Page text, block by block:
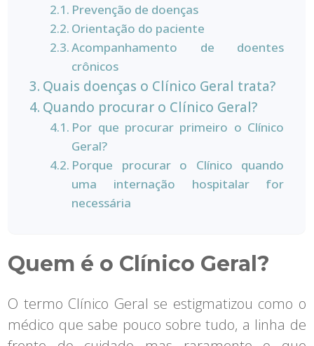
Prevenção de doenças
Orientação do paciente
Acompanhamento de doentes
crônicos
Quais doenças o Clínico Geral trata?
Quando procurar o Clínico Geral?
Por que procurar primeiro o Clínico
Geral?
Porque procurar o Clínico quando
uma internação hospitalar for
necessária
Quem é o Clínico Geral?
O termo Clínico Geral se estigmatizou como o
médico que sabe pouco sobre tudo, a linha de